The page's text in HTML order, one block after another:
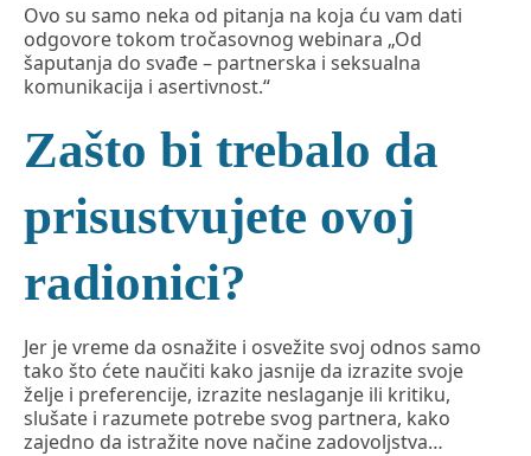
Ovo su samo neka od pitanja na koja ću vam dati
odgovore tokom tročasovnog webinara „Od
šaputanja do svađe – partnerska i seksualna
komunikacija i asertivnost.“
Zašto bi trebalo da
prisustvujete ovoj
radionici?
Jer je vreme da osnažite i osvežite svoj odnos samo
tako što ćete naučiti kako jasnije da izrazite svoje
želje i preferencije, izrazite neslaganje ili kritiku,
slušate i razumete potrebe svog partnera, kako
zajedno da istražite nove načine zadovoljstva…